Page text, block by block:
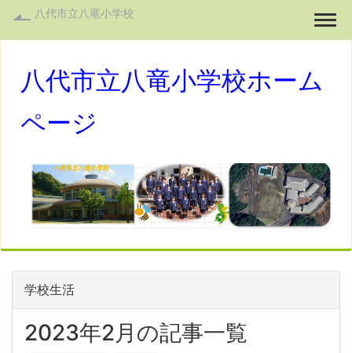
八代市立八竜小学校
八代市立八竜小学校ホーム
ページ
学校生活
2023年2月の記事一覧